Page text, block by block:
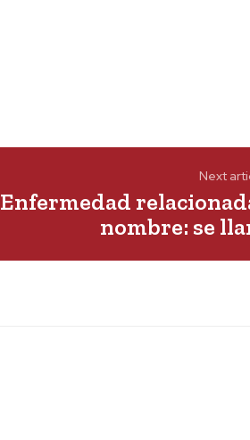
Next
Enfermedad
nombre: se